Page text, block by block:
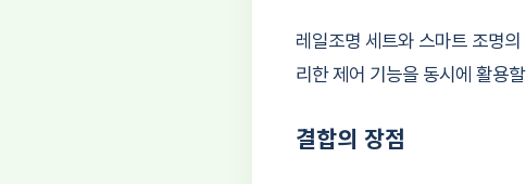
레일조명 세트와 스마트 조명
리한 제어 기능을 동시에 활용
결합의 장점